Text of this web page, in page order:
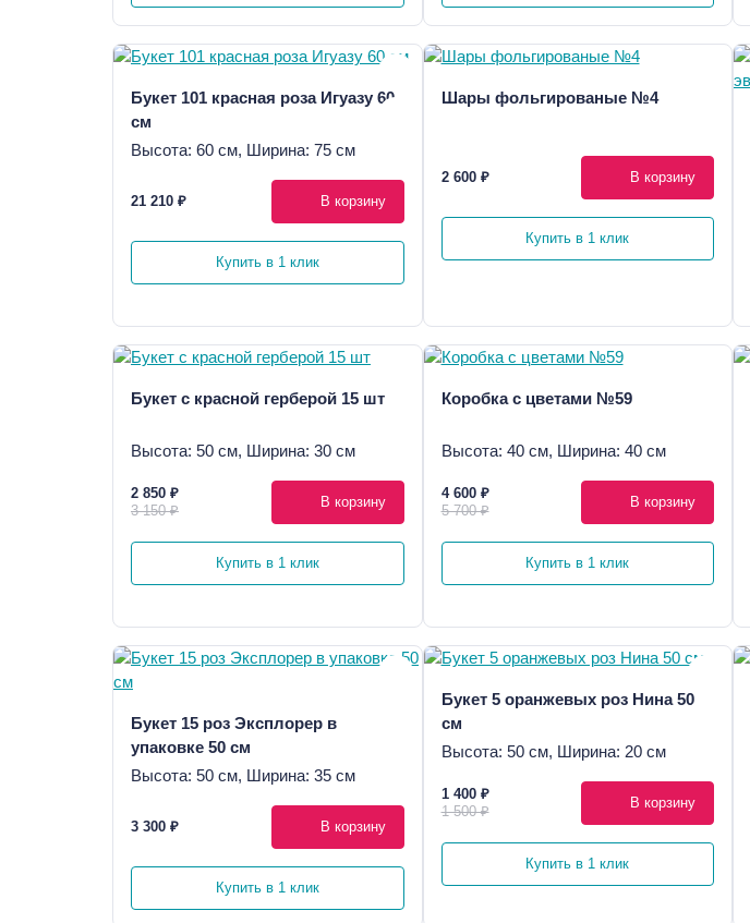
Букет 101 красная роза Игуазу 60
см
Высота: 60 см, Ширина: 75 см
21 210 ₽ В корзину
Купить в 1 клик
Шары фольгированые №4
2 600 ₽ В корзину
Купить в 1 клик
Букет с красной герберой 15 шт
Высота: 50 см, Ширина: 30 см
2 850 ₽
3 150 ₽
В корзину
Купить в 1 клик
Коробка с цветами №59
Высота: 40 см, Ширина: 40 см
4 600 ₽
5 700 ₽
В корзину
Купить в 1 клик
Букет 15 роз Эксплорер в
упаковке 50 см
Высота: 50 см, Ширина: 35 см
3 300 ₽ В корзину
Купить в 1 клик
Букет 5 оранжевых роз Нина 50
см
Высота: 50 см, Ширина: 20 см
1 400 ₽
1 500 ₽
В корзину
Купить в 1 клик